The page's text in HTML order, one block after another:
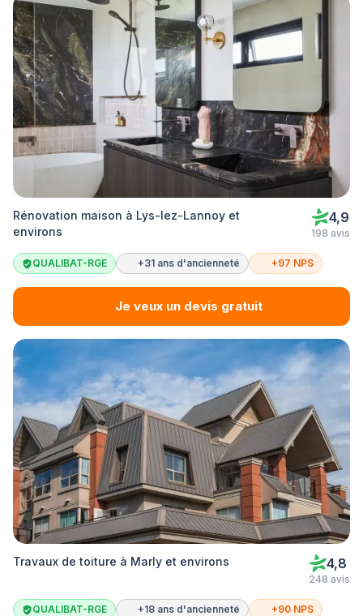
Rénovation maison à Lys-lez-Lannoy et
environs
4,9
198 avis
QUALIBAT-RGE +31 ans d'ancienneté +97 NPS
Je veux un devis gratuit
Travaux de toiture à Marly et environs 4,8
248 avis
QUALIBAT-RGE +18 ans d'ancienneté +90 NPS